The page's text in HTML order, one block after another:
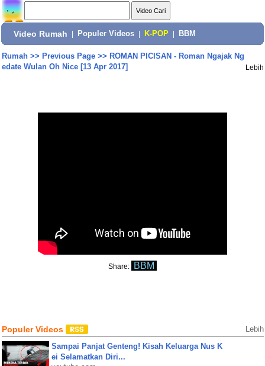
Video Rumah Populer Videos K-POP BBM
Rumah>> Previous Page>> ROMAN PICISAN - Roman Ngajak Ng
edate Wulan Oh Nice [13 Apr 2017]
Lebih
Share: BBM
Populer Videos Lebih
Sampai Panjat Genteng! Kisah Keluarga Nus K
ei Selamatkan Diri...